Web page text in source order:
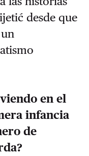
desde que
en el
infancia
de